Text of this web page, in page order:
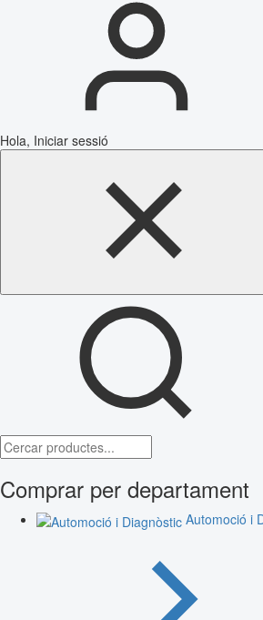
Hola, Iniciar sessió
Comprar per departament
Automoció i